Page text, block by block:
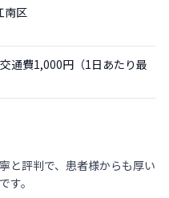
南区
通費1,000円（1日あたり最
と評判で、患者様からも厚い
す。